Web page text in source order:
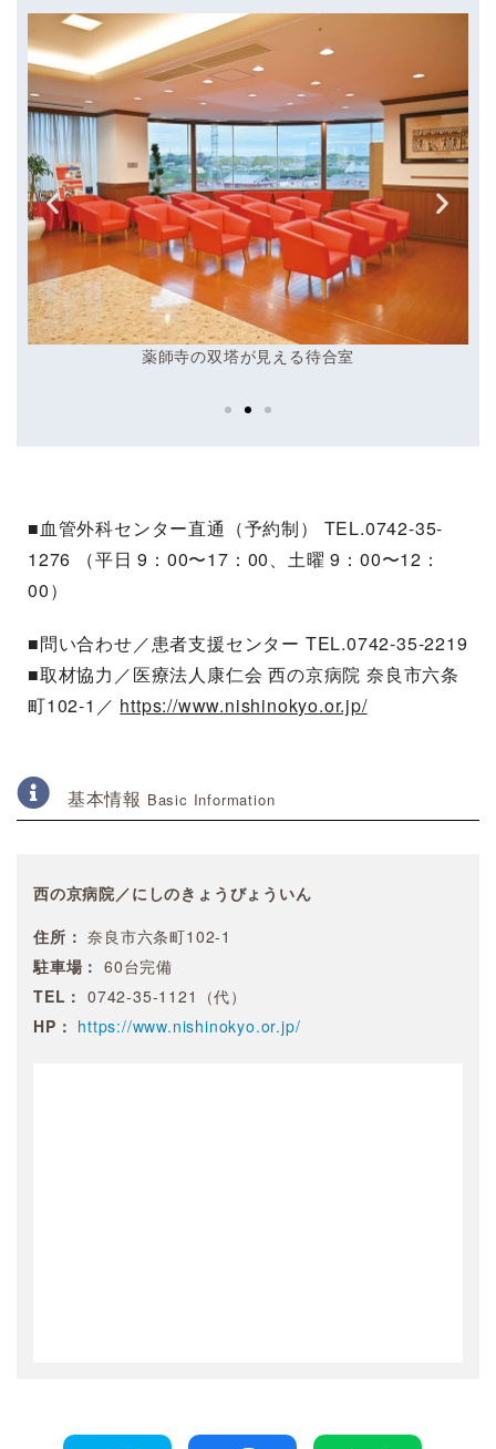
薬師寺の双塔が見える待合室
■血管外科センター直通（予約制） TEL.0742-35-
1276 （平日 9：00〜17：00、土曜 9：00〜12：
00）
■問い合わせ／患者支援センター TEL.0742-35-2219
■取材協力／医療法人康仁会 西の京病院 奈良市六条
町102-1／ https://www.nishinokyo.or.jp/
基本情報 Basic Information
西の京病院／にしのきょうびょういん
住所： 奈良市六条町102-1
駐車場： 60台完備
TEL： 0742-35-1121（代）
HP： https://www.nishinokyo.or.jp/